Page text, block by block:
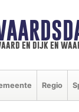
en dijk en
Regio